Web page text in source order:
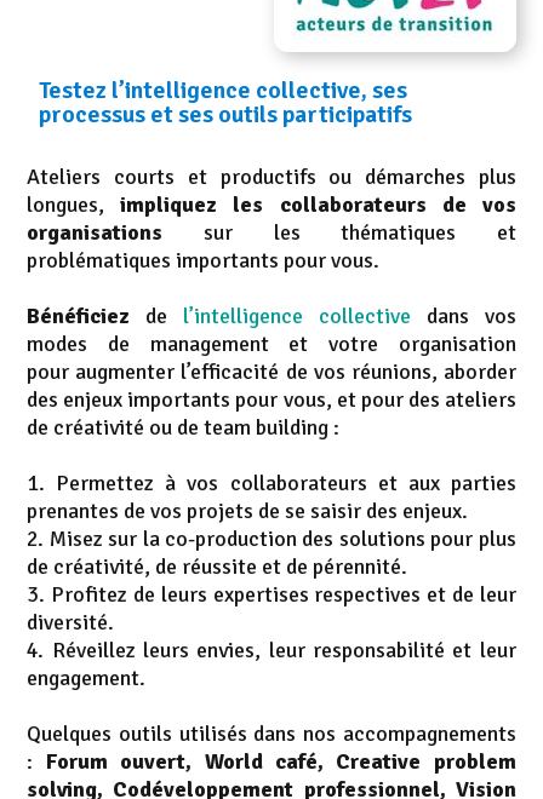
COLLECTIVE
Testez l’intelligence collective, ses
processus et ses outils participatifs
Ateliers courts et productifs ou démarches plus
longues,impliquez les collaborateurs de vos
organisations sur les thématiques et
problématiques importants pour vous.
Bénéficiez de l’intelligence collective dans vos
modes de management et votre organisation
pour augmenter l’efficacité de vos réunions, aborder
des enjeux importants pour vous, et pour des ateliers
de créativité ou de team building :
Permettez à vos collaborateurs et aux parties
prenantes de vos projets de se saisir des enjeux.
Misez sur la co-production des solutions pour plus
de créativité, de réussite et de pérennité.
Profitez de leurs expertises respectives et de leur
diversité.
Réveillez leurs envies, leur responsabilité et leur
engagement.
Quelques outils utilisés dans nos accompagnements
: Forum ouvert, World café, Creative problem
solving, Codéveloppement professionnel, Vision